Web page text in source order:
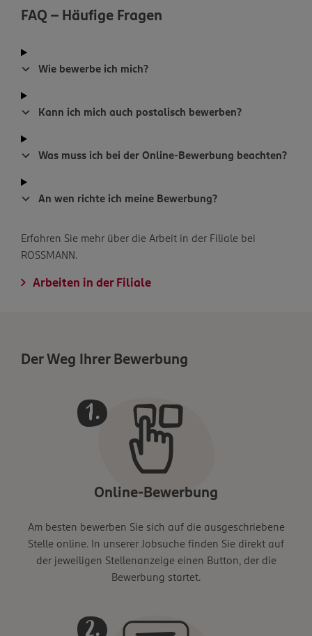
FAQ - Häufige Fragen
Wie bewerbe ich mich?
Kann ich mich auch postalisch bewerben?
Was muss ich bei der Online-Bewerbung beachten?
An wen richte ich meine Bewerbung?
Erfahren Sie mehr über die Arbeit in der Filiale bei
ROSSMANN.
Arbeiten in der Filiale
Der Weg Ihrer Bewerbung
Online-Bewerbung
Am besten bewerben Sie sich auf die ausgeschriebene
Stelle online. In unserer Jobsuche finden Sie direkt auf
der jeweiligen Stellenanzeige einen Button, der die
Bewerbung startet.